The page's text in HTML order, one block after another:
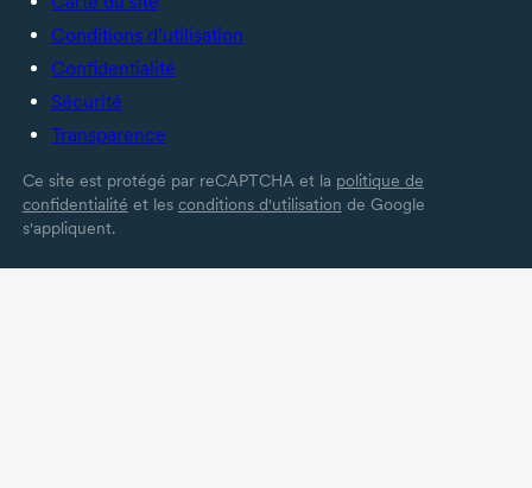
Conditions d’utilisation
Confidentialité
Sécurité
Transparence
Ce site est protégé par reCAPTCHA et la politique de
confidentialité et les conditions d'utilisation de Google
s'appliquent.